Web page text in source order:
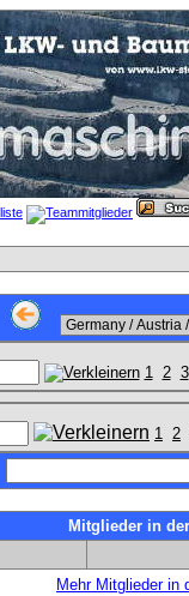
1 2 3
1 2
Mitglieder in
Mehr Mitglieder in